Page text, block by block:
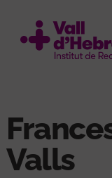
main
Valls